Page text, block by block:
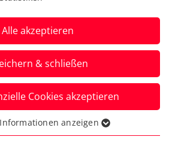
Paszek
erneut am
vorbei
sich das routinierte ÖTV-
unter die Top 300 der
08.05.2024
Alle akzeptieren
& schließen
Cookies akzeptieren
werden für grundlegende
anzeigen